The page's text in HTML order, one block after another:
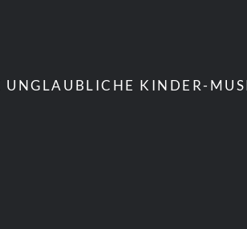
UNGLAUBLICHE KINDER-